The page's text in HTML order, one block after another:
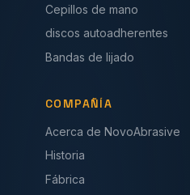
Cepillos de mano
discos autoadherentes
Bandas de lijado
COMPAÑÍA
Acerca de NovoAbrasive
Historia
Fábrica